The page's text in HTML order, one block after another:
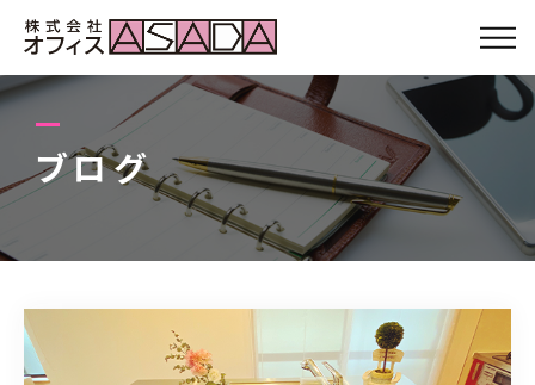
ブログ
会社について
スタッフ
Q&A